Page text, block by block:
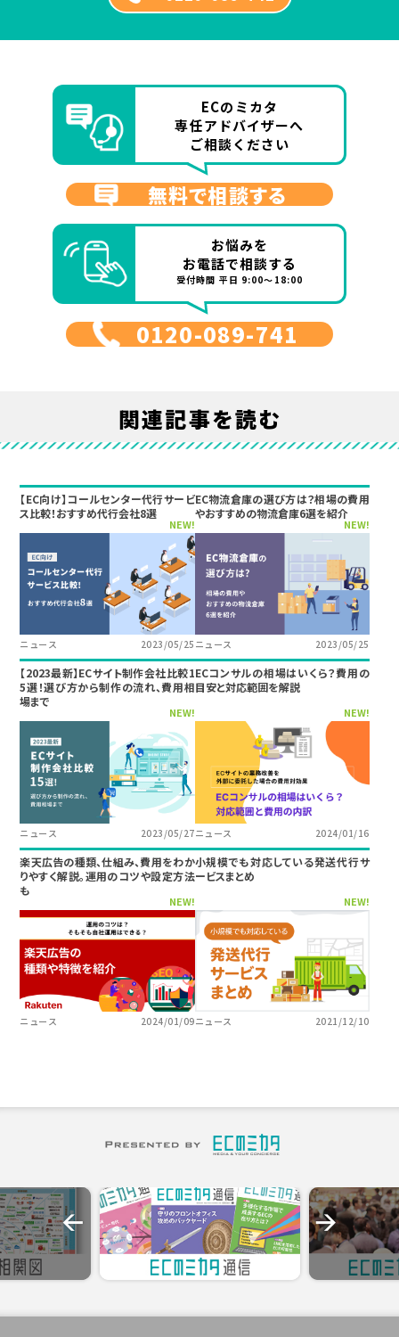
ECのミカタ
専任アドバイザーへ
ご相談ください
無料で相談する
お悩みを
お電話で相談する
受付時間 平日 9:00～18:00
0120-089-741
関連記事を読む
【EC向け】コールセンター代行サービ
ス比較！おすすめ代行会社8選
NEW!
ニュース 2023/05/25
EC物流倉庫の選び方は？相場の費用
やおすすめの物流倉庫6選を紹介
NEW!
ニュース 2023/05/25
【2023最新】ECサイト制作会社比較1
5選！選び方から制作の流れ、費用相
場まで
NEW!
ニュース 2023/05/27
ECコンサルの相場はいくら？費用の
目安と対応範囲を解説
NEW!
ニュース 2024/01/16
楽天広告の種類、仕組み、費用をわか
りやすく解説。運用のコツや設定方法
も
NEW!
ニュース 2024/01/09
小規模でも対応している発送代行サ
ービスまとめ
NEW!
ニュース 2021/12/10